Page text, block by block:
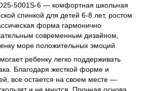
5001S-6 — комфортная школьная
спинкой для детей 6-8 лет, ростом
форма гармонично
современным дизайном,
море положительных эмоций.
ребенку легко поддерживать
Благодаря жесткой форме и
все остается на своем месте —
и не мнутся. Прочная основа